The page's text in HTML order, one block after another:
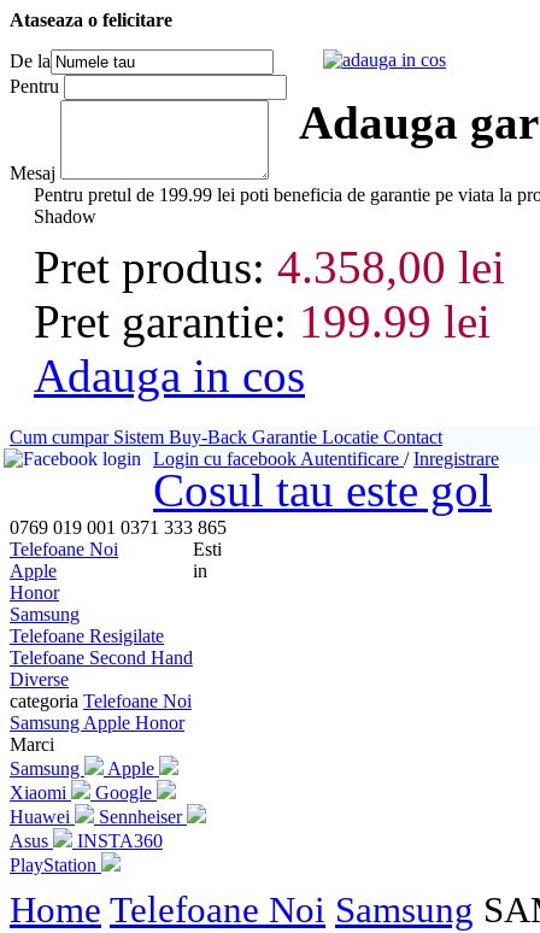
Ataseaza o felicitare
De la
Pentru
Mesaj
adauga in cos
Adauga
Pentru pretul de 199.99 lei poti beneficia de garantie pe viata
Shadow
Pret produs: 4.358,00 lei
Pret garantie: 199.99 lei
Adauga in cos
Cum cumpar Sistem Buy-Back Garantie Locatie Contact
Login cu facebook Autentificare /Inregistrare
Cosul tau este gol
0769 019 001 0371 333 865
Telefoane Noi
Apple
Honor
Samsung
Telefoane Resigilate
Telefoane Second Hand
Diverse
Esti
in
categoria Telefoane Noi
Samsung Apple Honor
Marci
Samsung
Apple
Xiaomi
Google
Huawei
Sennheiser
Asus
INSTA360
PlayStation
Home Telefoane Noi Samsung